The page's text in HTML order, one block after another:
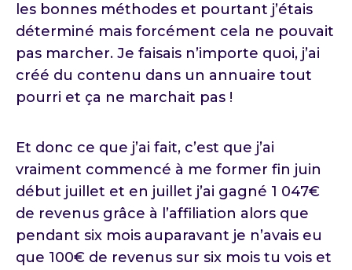
les bonnes méthodes et pourtant j’étais
déterminé mais forcément cela ne pouvait
pas marcher. Je faisais n’importe quoi, j’ai
créé du contenu dans un annuaire tout
pourri et ça ne marchait pas !
Et donc ce que j’ai fait, c’est que j’ai
vraiment commencé à me former fin juin
début juillet et en juillet j’ai gagné 1 047€
de revenus grâce à l’affiliation alors que
pendant six mois auparavant je n’avais eu
que 100€ de revenus sur six mois tu vois et